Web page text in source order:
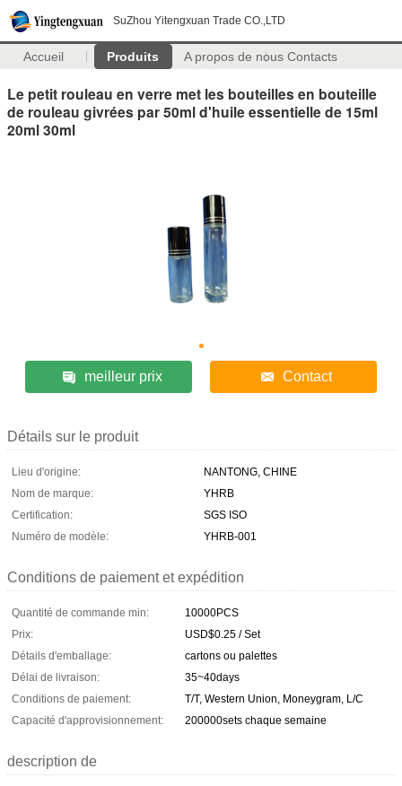
SuZhou Yitengxuan Trade CO.,LTD
Accueil Produits A propos de nous Contacts
Le petit rouleau en verre met les bouteilles en bouteille
de rouleau givrées par 50ml d'huile essentielle de 15ml
20ml 30ml
meilleur prix Contact
Détails sur le produit
Lieu d'origine:
NANTONG, CHINE
Nom de marque:
YHRB
Certification:
SGS ISO
Numéro de modèle:
YHRB-001
Conditions de paiement et expédition
Quantité de commande min:
10000PCS
Prix:
USD$0.25 / Set
Détails d'emballage:
cartons ou palettes
Délai de livraison:
35~40days
Conditions de paiement:
T/T, Western Union, Moneygram, L/C
Capacité d'approvisionnement:
200000sets chaque semaine
description de